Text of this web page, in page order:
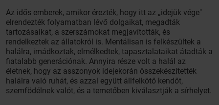
Az idős emberek, amikor érezték, hogy itt az „idejük vége"
elrendezték folyamatban lévő dolgaikat, megadták
tartozásaikat, a szerszámokat megjavították, és
rendelkeztek az állatokról is. Mentálisan is felkészültek a
halálra, imádkoztak, elmélkedtek, tapasztalataikat átadták a
fiatalabb generációnak. Annyira része volt a halál az
életnek, hogy az asszonyok idejekorán összekészítették
halálra való ruhát, és azzal együtt állfelkötő kendőt,
szemfödélnek valót, és a temetőben kiválasztják a sírhelyet.